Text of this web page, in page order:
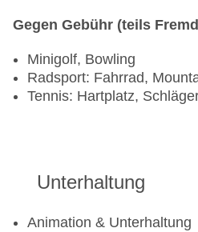
Gegen Gebühr (teils
Minigolf, Bowling
Radsport: Fahrrad,
Tennis: Hartplatz,
Unterhaltung
Animation & Unterhaltung